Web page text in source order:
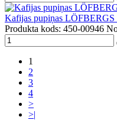
Kafijas pupiņas LÖFBERGS
Produkta kods: 450-00946
1
2
3
4
>
>|